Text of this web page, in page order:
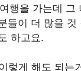
행을 가는데
들이 더 많을 것
하고요.
렇게 해도 되